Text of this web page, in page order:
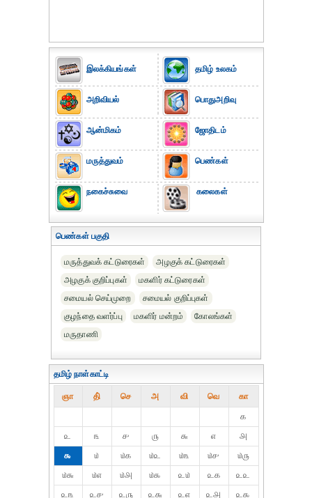
இலக்கியங்கள்
அறிவியல்
ஆன்மிகம்
மருத்துவம்
நகைச்சுவை
தமிழ் உலகம்
பொதுஅறிவு
ஜோதிடம்
பெண்கள்
கலைகள்
பெண்கள் பகுதி
மருத்துவக் கட்டுரைகள்
அழகுக் கட்டுரைகள்
அழகுக் குறிப்புகள்
மகளிர் கட்டுரைகள்
சமையல் செய்முறை
சமையல் குறிப்புகள்
குழந்தை வளர்ப்பு
மகளிர் மன்றம்
கோலங்கள்
மருதாணி
தமிழ் நாள்காட்டி
ஞா தி் செ அ வி வெ கா
௧
௨
௩ ௪ ௫ ௬ ௭
௮
௯
௰ ௰௧ ௰௨ ௰௩ ௰௪
௰௫
௰௬
௰௭ ௰௮ ௰௯ ௨௰ ௨௧
௨௨
௨௩
௨௪ ௨௫ ௨௬ ௨௭ ௨௮
௨௯